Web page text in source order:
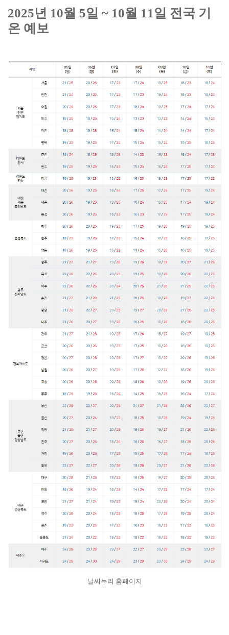
2025년 10월 5일 ~ 10월 11일 전국 기
온 예보
날씨누리 홈페이지